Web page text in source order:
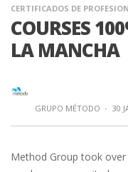
CERTIFICADOS DE
COURSES
LA MANCHA
GRUPO MÉTODO · 30
Method Group took